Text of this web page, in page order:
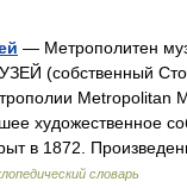
— Метрополитен
(собственный
Metropolitan
художественное
в 1872.
словарь